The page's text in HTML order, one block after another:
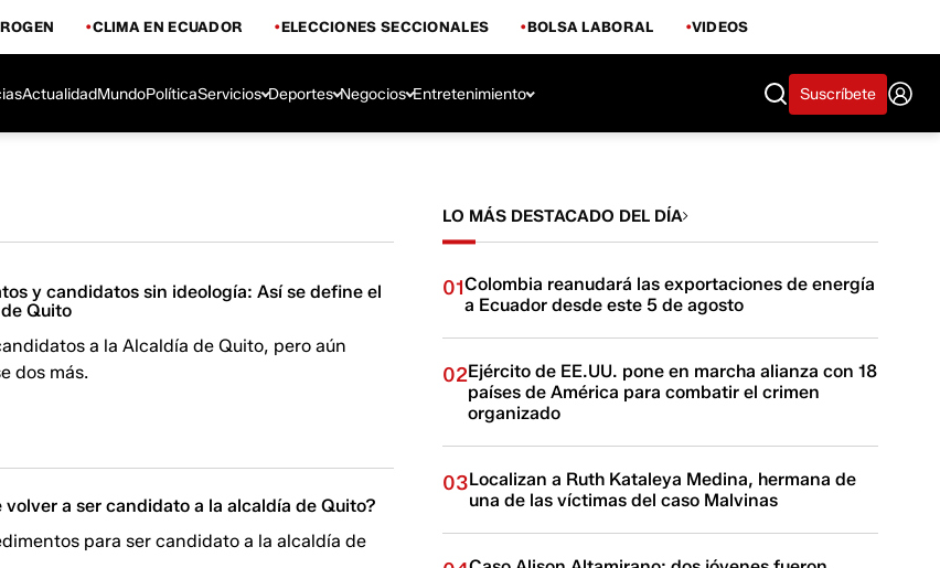
CLIMA EN ECUADOR ELECCIONES SECCIONALES BOLSA LABORAL VIDEOS
ActualidadMundoPolíticaServicios Deportes Negocios Entretenimiento Suscríbete
y candidatos sin ideología: Así se define el
Quito
a la Alcaldía de Quito, pero aún
dos más.
volver a ser candidato a la alcaldía de Quito?
para ser candidato a la alcaldía de
LO MÁS DESTACADO DEL DÍA
01Colombia reanudará las exportaciones de energía
a Ecuador desde este 5 de agosto
02Ejército de EE.UU. pone en marcha alianza con 18
países de América para combatir el crimen
organizado
03Localizan a Ruth Kataleya Medina, hermana de
una de las víctimas del caso Malvinas